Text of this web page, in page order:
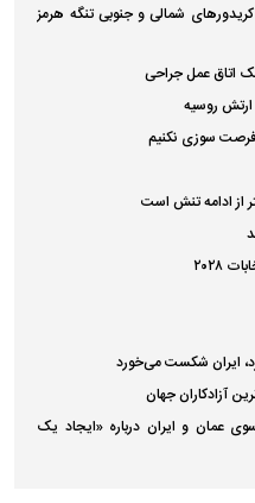
شمالی و جنوبی تنگه هرمز
ارتش روسیه
سوزی نکنیم
از ادامه تنش است
۲۰۲۸
ایران شکست می‌خورد
آزادکاران جهان
عمان و ایران درباره «ایجاد یک